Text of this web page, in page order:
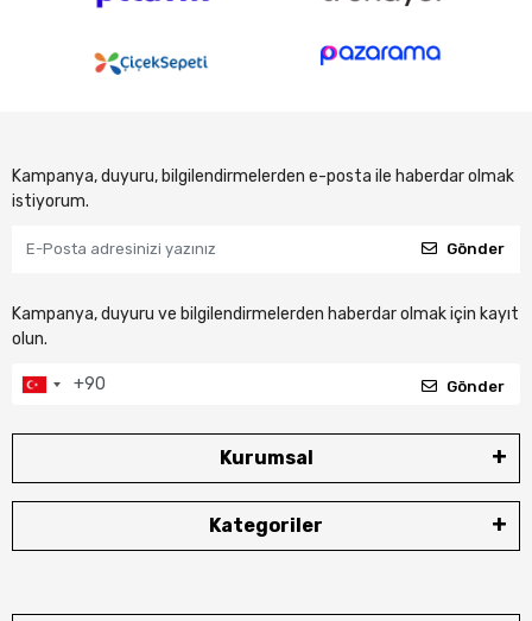
Kampanya, duyuru, bilgilendirmelerden e-posta ile haberdar olmak
istiyorum.
Gönder
Kampanya, duyuru ve bilgilendirmelerden haberdar olmak için kayıt
olun.
Gönder
Kurumsal
Kategoriler